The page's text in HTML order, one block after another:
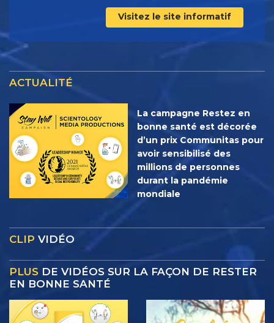
Visitez le site informatif
ACTUALITÉ
La campagne Restez en
bonne santé est décorée
d’un prix Communitas pour
avoir sensibilisé des
millions de personnes
durant la pandémie
mondiale
CLIP VIDÉO
PLUS DE VIDÉOS SUR LA FAÇON DE RESTER
EN BONNE SANTÉ